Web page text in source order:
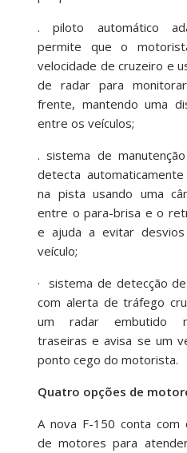
. piloto automático
permite que o
velocidade de cruzeiro e
de radar para
frente, mantendo uma
entre os veículos;
. sistema de
detecta
na pista usando uma
entre o para-brisa e o
e ajuda a evitar
veículo;
· sistema de detecção
com alerta de tráfego
um radar embutido
traseiras e avisa se um
ponto cego do motorista.
Quatro opções de
A nova F-150 conta com
de motores para